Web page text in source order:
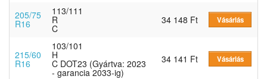
205/75
R16
113/111
R
C
34 148 Ft Vásárlás
215/60
R16
103/101
H
C DOT23 (Gyártva: 2023
- garancia 2033-ig)
34 141 Ft Vásárlás